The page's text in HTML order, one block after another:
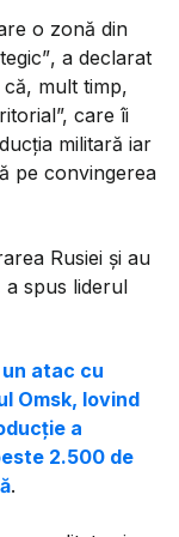
o zonă din
, a declarat
mult timp,
care îi
militară iar
pe convingerea
Rusiei și au
a spus liderul
atac cu
Omsk, lovind
a
2.500 de
.